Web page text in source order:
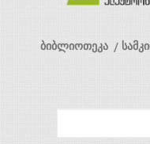
ბიბლიოთეკა